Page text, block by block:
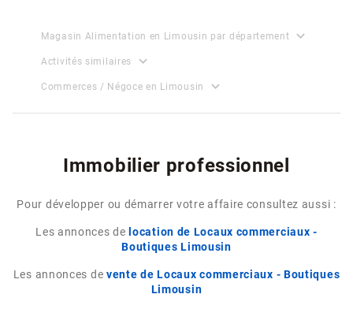
Magasin Alimentation en Limousin par département expand_more
Activités similaires expand_more
Commerces / Négoce en Limousin expand_more
Immobilier professionnel
Pour développer ou démarrer votre affaire consultez aussi :
Les annonces de location de Locaux commerciaux -
Boutiques Limousin
Les annonces de vente de Locaux commerciaux - Boutiques
Limousin